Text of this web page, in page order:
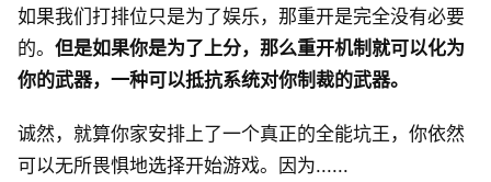
如果我们打排位只是为了娱乐，那重开是完全没有必要
的。 但是如果你是为了上分，那么重开机制就可以化为
你的武器，一种可以抵抗系统对你制裁的武器。
诚然，就算你家安排上了一个真正的全能坑王，你依然
可以无所畏惧地选择开始游戏。因为......